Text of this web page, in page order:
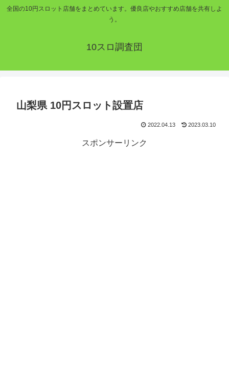
全国の10円スロット店舗をまとめています。優良店やおすすめ店舗を共有しよ
う。
10スロ調査団
山梨県 10円スロット設置店
2022.04.13 2023.03.10
スポンサーリンク